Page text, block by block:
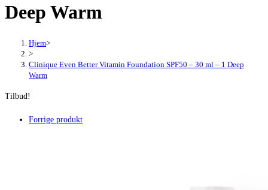
Deep Warm
Hjem>
>
Clinique Even Better Vitamin Foundation SPF50 – 30 ml – 1 Deep
Warm
Tilbud!
Forrige produkt